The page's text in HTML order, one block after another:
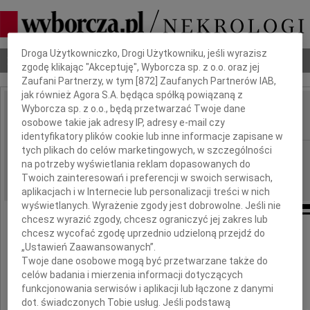
Nekrologi Odeszli Poradnik pogrzebowy
IMIĘ I NAZWISKO: Zbigniew Sierakowski
REGION: Kraków
DATA EMISJI: 29.01.2025
Dbamy o Twoją prywatność
Droga Użytkowniczko, Drogi Użytkowniku, jeśli wyrazisz
zgodę klikając "Akceptuję", Wyborcza sp. z o.o. oraz jej
Zaufani Partnerzy, w tym [872 ] Zaufanych Partnerów IAB,
jak również Agora S.A. będąca spółką powiązaną z
Wyborcza sp. z o.o., będą przetwarzać Twoje dane
osobowe takie jak adresy IP, adresy e-mail czy
identyfikatory plików cookie lub inne informacje zapisane w
tych plikach do celów marketingowych, w szczególności
na potrzeby wyświetlania reklam dopasowanych do
Twoich zainteresowań i preferencji w swoich serwisach,
aplikacjach i w Internecie lub personalizacji treści w nich
wyświetlanych. Wyrażenie zgody jest dobrowolne. Jeśli nie
chcesz wyrazić zgody, chcesz ograniczyć jej zakres lub
chcesz wycofać zgodę uprzednio udzieloną przejdź do
„Ustawień Zaawansowanych”.
Twoje dane osobowe mogą być przetwarzane także do
celów badania i mierzenia informacji dotyczących
funkcjonowania serwisów i aplikacji lub łączone z danymi
dot. świadczonych Tobie usług. Jeśli podstawą